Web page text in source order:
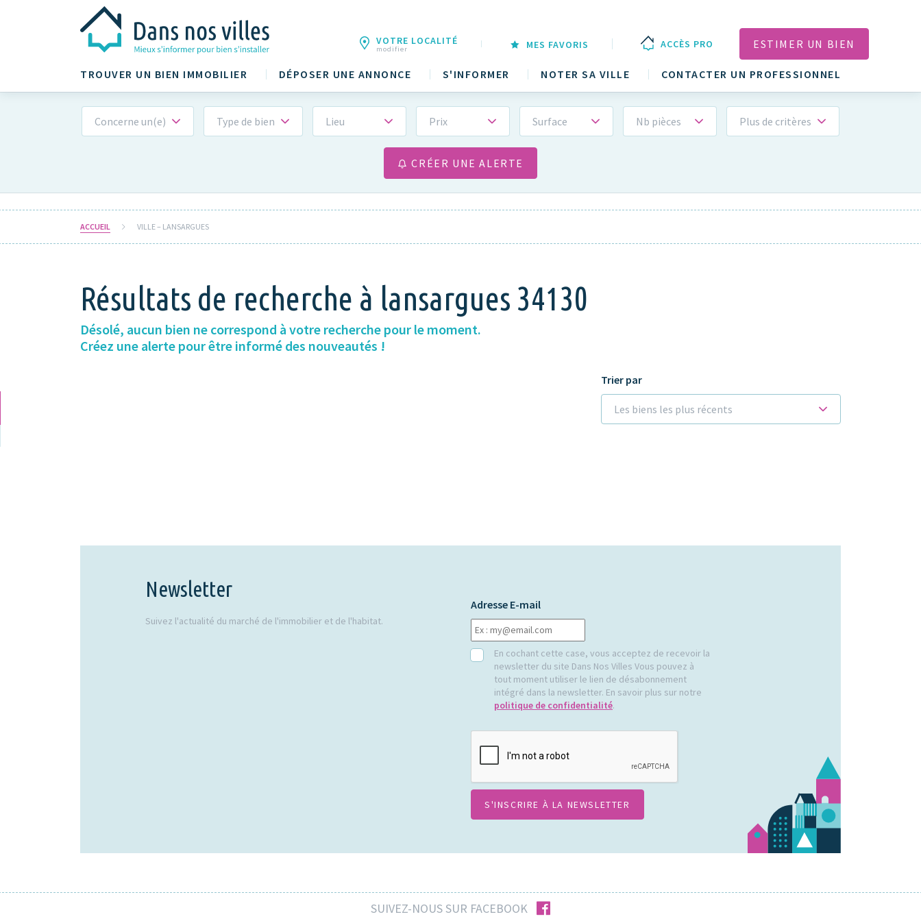
TROUVER UN BIEN IMMOBILIER DÉPOSER UNE ANNONCE S'INFORMER NOTER SA VILLE CONTACTER UN PROFESSIONNEL
VOTRE LOCALITÉ
modifier MES FAVORIS ACCÈS PRO ESTIMER UN BIEN
Concerne un(e) Type de bien Lieu Prix Surface Nb pièces Plus de critères
CRÉER UNE ALERTE
ACCUEIL VILLE – LANSARGUES
Résultats de recherche à lansargues 34130
Désolé, aucun bien ne correspond à votre recherche pour le moment.
Créez une alerte pour être informé des nouveautés !
Trier par
Les biens les plus récents
Newsletter
Suivez l'actualité du marché de l'immobilier et de l'habitat.
Adresse E-mail
RGPDEn cochant cette case, vous acceptez de recevoir la
newsletter du site Dans Nos Villes Vous pouvez à
tout moment utiliser le lien de désabonnement
intégré dans la newsletter. En savoir plus sur notre
politique de confidentialité.
SUIVEZ-NOUS SUR FACEBOOK facebook